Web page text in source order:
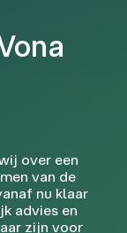
over een
van de
nu klaar
advies en
zijn voor